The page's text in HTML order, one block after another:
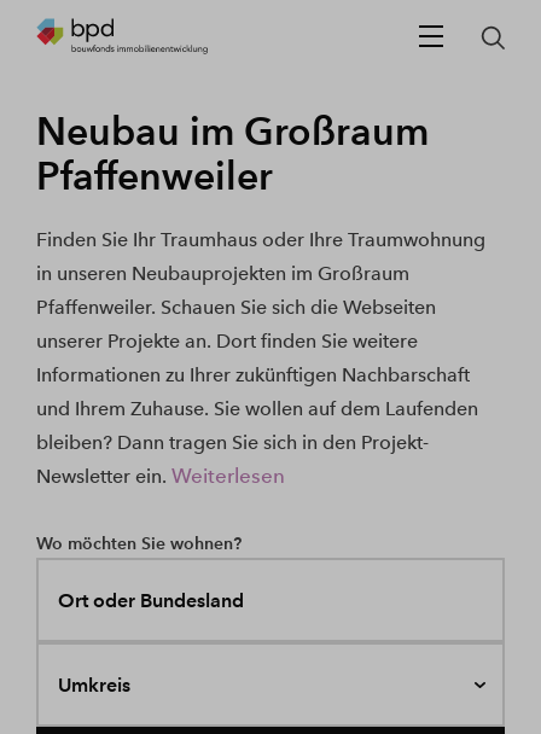
Neubau im Großraum
Pfaffenweiler
Finden Sie Ihr Traumhaus oder Ihre Traumwohnung
in unseren Neubauprojekten im Großraum
Pfaffenweiler. Schauen Sie sich die Webseiten
unserer Projekte an. Dort finden Sie weitere
Informationen zu Ihrer zukünftigen Nachbarschaft
und Ihrem Zuhause. Sie wollen auf dem Laufenden
bleiben? Dann tragen Sie sich in den Projekt-
Newsletter ein. Weiterlesen
Wo möchten Sie wohnen?
Ort oder Bundesland
Umkreis